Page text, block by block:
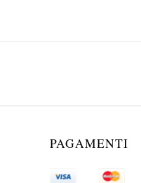
PAGAMENTI